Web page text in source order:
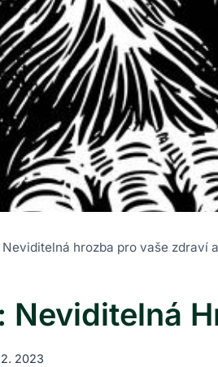
hrozba pro vaše zdraví
Neviditelná
2023